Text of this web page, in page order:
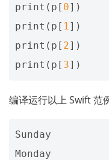
print ( p [ 0])
print ( p [ 1])
print ( p [ 2])
print ( p [ 3])
编译运行以上 Swift 范
Sunday
Monday